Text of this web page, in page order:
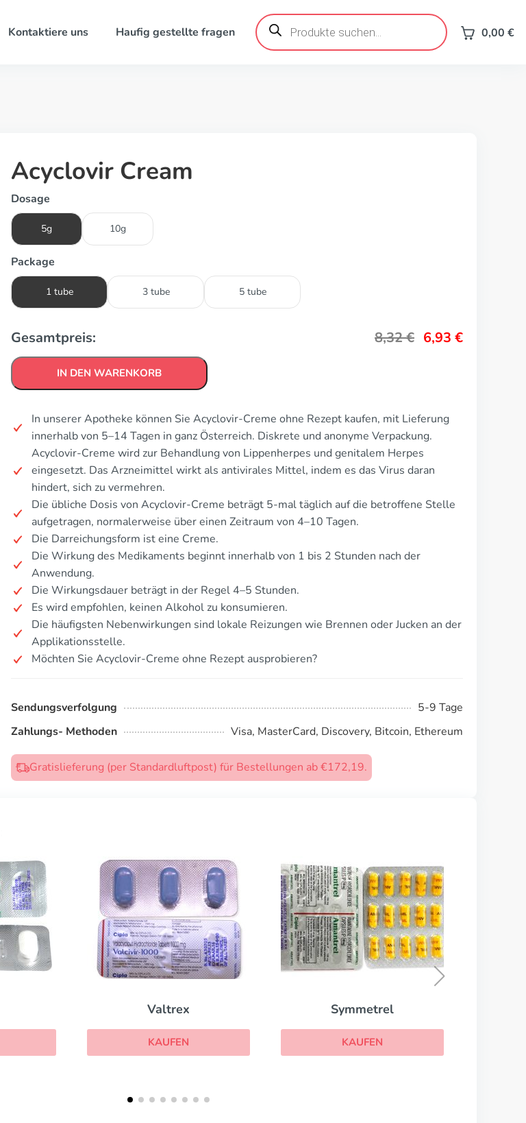
Kontaktiere uns Haufig gestellte fragen
Products
search 0,00 €
Acyclovir Cream
Dosage
5g 10g
Package
1 tube 3 tube 5 tube
Gesamtpreis: 8,32€ 6,93 €
IN DEN WARENKORB
In unserer Apotheke können Sie Acyclovir-Creme ohne Rezept kaufen, mit Lieferung
innerhalb von 5–14 Tagen in ganz Österreich. Diskrete und anonyme Verpackung.
Acyclovir-Creme wird zur Behandlung von Lippenherpes und genitalem Herpes
eingesetzt. Das Arzneimittel wirkt als antivirales Mittel, indem es das Virus daran
hindert, sich zu vermehren.
Die übliche Dosis von Acyclovir-Creme beträgt 5-mal täglich auf die betroffene Stelle
aufgetragen, normalerweise über einen Zeitraum von 4–10 Tagen.
Die Darreichungsform ist eine Creme.
Die Wirkung des Medikaments beginnt innerhalb von 1 bis 2 Stunden nach der
Anwendung.
Die Wirkungsdauer beträgt in der Regel 4–5 Stunden.
Es wird empfohlen, keinen Alkohol zu konsumieren.
Die häufigsten Nebenwirkungen sind lokale Reizungen wie Brennen oder Jucken an der
Applikationsstelle.
Möchten Sie Acyclovir-Creme ohne Rezept ausprobieren?
Sendungsverfolgung
5-9 Tage
Zahlungs- Methoden
Visa, MasterCard, Discovery, Bitcoin, Ethereum
Gratislieferung (per Standardluftpost) für Bestellungen ab €172,19.
Symmetrel
KAUFEN
Monoket